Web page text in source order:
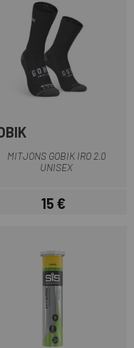
MITJONS GOBIK IRO 2.0
UNISEX
Preu
15 €